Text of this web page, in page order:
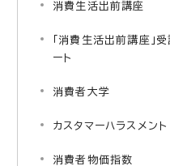
消費生活出前講座
「消費生活出前講座」
ート
消費者大学
カスタマーハラスメント
消費者物価指数